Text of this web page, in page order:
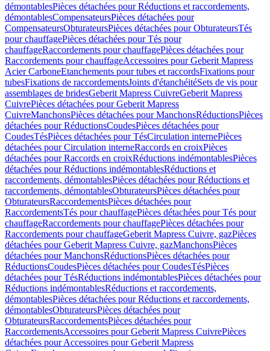
démontablesPièces détachées pour Réductions et raccordements,
démontablesCompensateursPièces détachées pour
CompensateursObturateursPièces détachées pour ObturateursTés
pour chauffagePièces détachées pour Tés pour
chauffageRaccordements pour chauffagePièces détachées pour
Raccordements pour chauffageAccessoires pour Geberit Mapress
Acier CarboneEtanchements pour tubes et raccordsFixations pour
tubesFixations de raccordementsJoints d'étanchéitéSets de vis pour
assemblages de bridesGeberit Mapress CuivreGeberit Mapress
CuivrePièces détachées pour Geberit Mapress
CuivreManchonsPièces détachées pour ManchonsRéductionsPièces
détachées pour RéductionsCoudesPièces détachées pour
CoudesTésPièces détachées pour TésCirculation internePièces
détachées pour Circulation interneRaccords en croixPièces
détachées pour Raccords en croixRéductions indémontablesPièces
détachées pour Réductions indémontablesRéductions et
raccordements, démontablesPièces détachées pour Réductions et
raccordements, démontablesObturateursPièces détachées pour
ObturateursRaccordementsPièces détachées pour
RaccordementsTés pour chauffagePièces détachées pour Tés pour
chauffageRaccordements pour chauffagePièces détachées pour
Raccordements pour chauffageGeberit Mapress Cuivre, gazPièces
détachées pour Geberit Mapress Cuivre, gazManchonsPièces
détachées pour ManchonsRéductionsPièces détachées pour
RéductionsCoudesPièces détachées pour CoudesTésPièces
détachées pour TésRéductions indémontablesPièces détachées pour
Réductions indémontablesRéductions et raccordements,
démontablesPièces détachées pour Réductions et raccordements,
démontablesObturateursPièces détachées pour
ObturateursRaccordementsPièces détachées pour
RaccordementsAccessoires pour Geberit Mapress CuivrePièces
détachées pour Accessoires pour Geberit Mapress